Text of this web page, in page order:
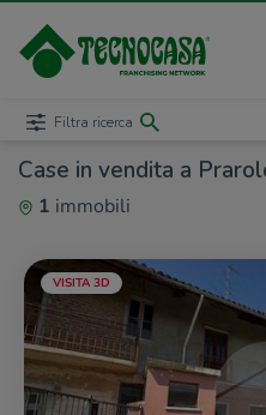
Case in vendita a
1 immobili
Filtra ricerca
VISITA 3D